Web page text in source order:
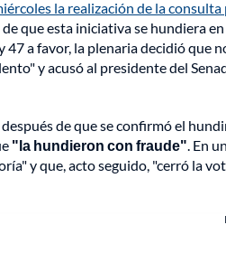
la realización de la
que esta iniciativa se hundiera
47 a favor, la plenaria decidió que
y acusó al presidente del
de que se confirmó el
"la hundieron con fraude". En
y que, acto seguido, "cerró la